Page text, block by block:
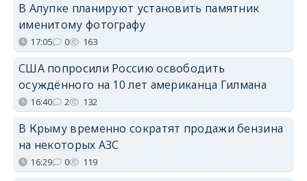
В Алупке планируют установить памятник
именитому фотографу
17:05 0 163
США попросили Россию освободить
осуждённого на 10 лет американца Гилмана
16:40 2 132
В Крыму временно сократят продажи бензина
на некоторых АЗС
16:29 0 119